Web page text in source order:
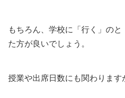
もちろん、学校に「行く」の
た方が良いでしょう。
授業や出席日数にも関わります